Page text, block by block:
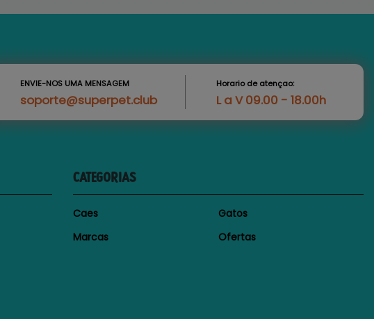
ENVIE-NOS UMA MENSAGEM
soporte@superpet.club
Horario de atençao:
L a V 09.00 - 18.00h
CATEGORIAS
Caes
Gatos
Marcas
Ofertas